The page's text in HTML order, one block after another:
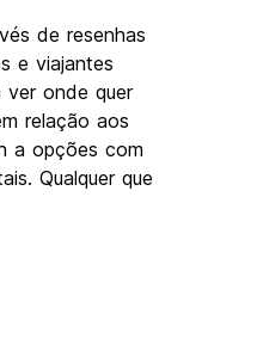
de resenhas
e viajantes
ver onde quer
relação aos
a opções com
Qualquer que